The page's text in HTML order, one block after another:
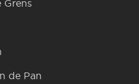
Grens
de Pan